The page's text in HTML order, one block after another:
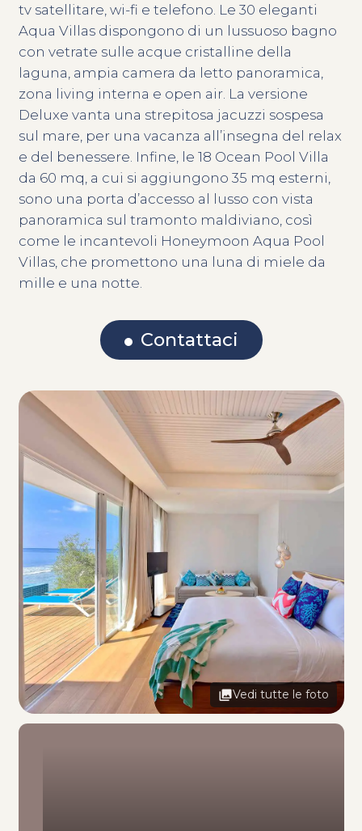
tv satellitare, wi-fi e telefono. Le 30 eleganti
Aqua Villas dispongono di un lussuoso bagno
con vetrate sulle acque cristalline della
laguna, ampia camera da letto panoramica,
zona living interna e open air. La versione
Deluxe vanta una strepitosa jacuzzi sospesa
sul mare, per una vacanza all’insegna del relax
e del benessere. Infine, le 18 Ocean Pool Villa
da 60 mq, a cui si aggiungono 35 mq esterni,
sono una porta d’accesso al lusso con vista
panoramica sul tramonto maldiviano, così
come le incantevoli Honeymoon Aqua Pool
Villas, che promettono una luna di miele da
mille e una notte.
Contattaci
Vedi tutte le foto